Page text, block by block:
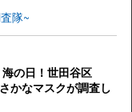
隊~
の日！世田谷区
かなマスクが調査し